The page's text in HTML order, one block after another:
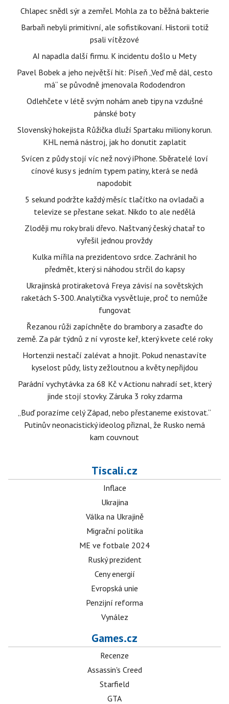
Chlapec snědl sýr a zemřel. Mohla za to běžná bakterie
Barbaři nebyli primitivní, ale sofistikovaní. Historii totiž
psali vítězové
AI napadla další firmu. K incidentu došlo u Mety
Pavel Bobek a jeho největší hit: Píseň „Veď mě dál, cesto
má“ se původně jmenovala Rododendron
Odlehčete v létě svým nohám aneb tipy na vzdušné
pánské boty
Slovenský hokejista Růžička dluží Spartaku miliony korun.
KHL nemá nástroj, jak ho donutit zaplatit
Svícen z půdy stojí víc než nový iPhone. Sběratelé loví
cínové kusy s jedním typem patiny, která se nedá
napodobit
5 sekund podržte každý měsíc tlačítko na ovladači a
televize se přestane sekat. Nikdo to ale nedělá
Zloději mu roky brali dřevo. Naštvaný český chatař to
vyřešil jednou provždy
Kulka mířila na prezidentovo srdce. Zachránil ho
předmět, který si náhodou strčil do kapsy
Ukrajinská protiraketová Freya závisí na sovětských
raketách S-300. Analytička vysvětluje, proč to nemůže
fungovat
Řezanou růži zapíchněte do brambory a zasaďte do
země. Za pár týdnů z ní vyroste keř, který kvete celé roky
Hortenzii nestačí zalévat a hnojit. Pokud nenastavíte
kyselost půdy, listy zežloutnou a květy nepřijdou
Parádní vychytávka za 68 Kč v Actionu nahradí set, který
jinde stojí stovky. Záruka 3 roky zdarma
„Buď porazíme celý Západ, nebo přestaneme existovat.“
Putinův neonacistický ideolog přiznal, že Rusko nemá
kam couvnout
Tiscali.cz
Inflace
Ukrajina
Válka na Ukrajině
Migrační politika
ME ve fotbale 2024
Ruský prezident
Ceny energií
Evropská unie
Penzijní reforma
Vynález
Games.cz
Recenze
Assassin's Creed
Starfield
GTA